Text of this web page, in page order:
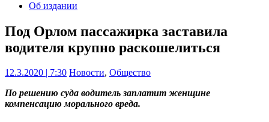
Об издании
Под Орлом пассажирка заставила
водителя крупно раскошелиться
12.3.2020 | 7:30 Новости, Общество
По решению суда водитель заплатит женщине
компенсацию морального вреда.